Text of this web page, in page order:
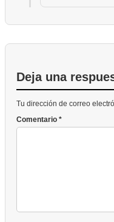
Deja una
Tu dirección de correo
Comentario *